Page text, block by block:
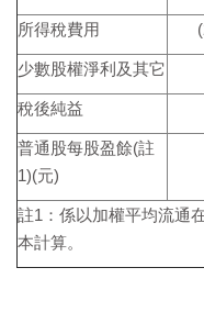
所得稅費用
少數股權淨利及其它
稅後純益
普通股每股盈餘(註
1)(元)
註1：係以加權平均流通
本計算。